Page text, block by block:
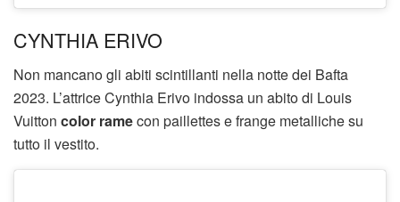
CYNTHIA ERIVO
Non mancano gli abiti scintillanti nella notte dei Bafta
2023. L’attrice Cynthia Erivo indossa un abito di Louis
Vuitton color ramecon paillettes e frange metalliche su
tutto il vestito.